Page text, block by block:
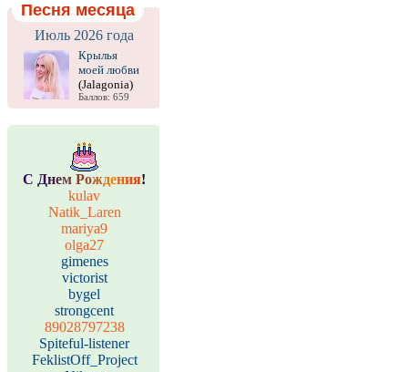
Песня месяца
Июль 2026 года
Крылья
моей любви
(Jalagonia)
Баллов: 659
С Днем Рождения!
kulav
Natik_Laren
mariya9
olga27
gimenes
victorist
bygel
strongcent
89028797238
Spiteful-listener
FeklistOff_Project